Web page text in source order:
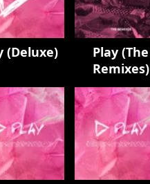
(Deluxe)
Play (The
Remixes)